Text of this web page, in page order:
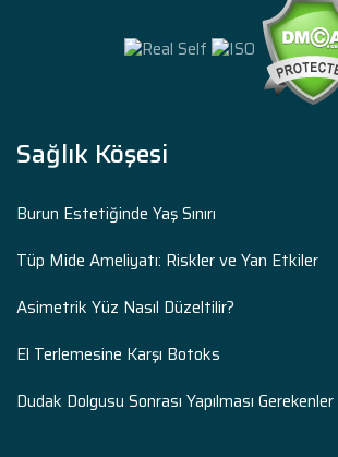
Sağlık Köşesi
Burun Estetiğinde Yaş Sınırı
Tüp Mide Ameliyatı: Riskler ve Yan Etkiler
Asimetrik Yüz Nasıl Düzeltilir?
El Terlemesine Karşı Botoks
Dudak Dolgusu Sonrası Yapılması Gerekenler